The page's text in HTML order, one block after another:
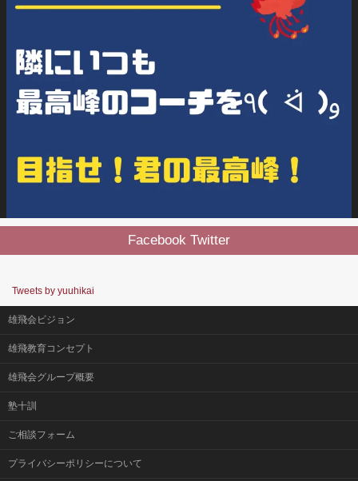
Facebook Twitter
Tweets by yuuhikai
雄飛会ビジョン
雄飛教育コンセプト
雄飛会グループ概要
塾十訓
ご相談フォーム
プライバシーポリシーについて